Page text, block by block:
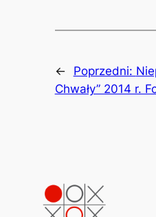
← Poprzedni:
Chwały” 2014 r.